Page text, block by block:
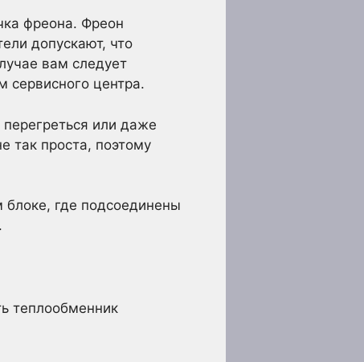
фреона. Фреон
допускают, что
вам следует
сервисного центра.
или даже
так проста, поэтому
где подсоединены
теплообменник